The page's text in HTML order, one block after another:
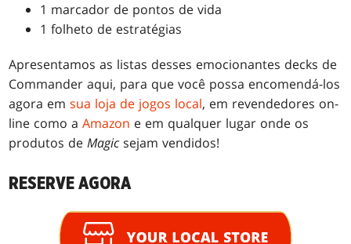
1 marcador de pontos de vida
1 folheto de estratégias
Apresentamos as listas desses emocionantes decks de
Commander aqui, para que você possa encomendá-los
agora emsua loja de jogos local, em revendedores on-
line como aAmazon e em qualquer lugar onde os
produtos deMagic sejam vendidos!
RESERVE AGORA